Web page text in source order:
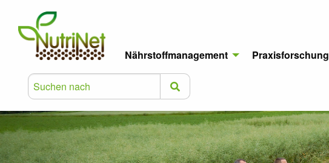
Nährstoffmanagement Praxisforschung